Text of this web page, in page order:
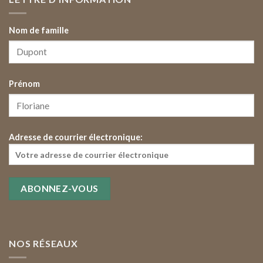
Nom de famille
Prénom
Adresse de courrier électronique:
NOS RÉSEAUX